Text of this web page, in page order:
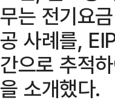
무는 전기요
공 사례를,
간으로 추적
을 소개했다.